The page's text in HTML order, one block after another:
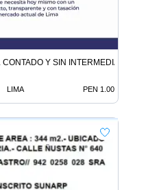
Y SIN INTERMEDIARIOS
LIMA PEN 1.00